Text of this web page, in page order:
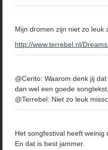
Mijn dromen zijn niet zo leuk
http://www.terrebel.nl/
@Cerito: Waarom denk jij
dan wel een goede
@Terrebel: Niet zo leuk
Het songfestival heeft
En dat is best jammer.